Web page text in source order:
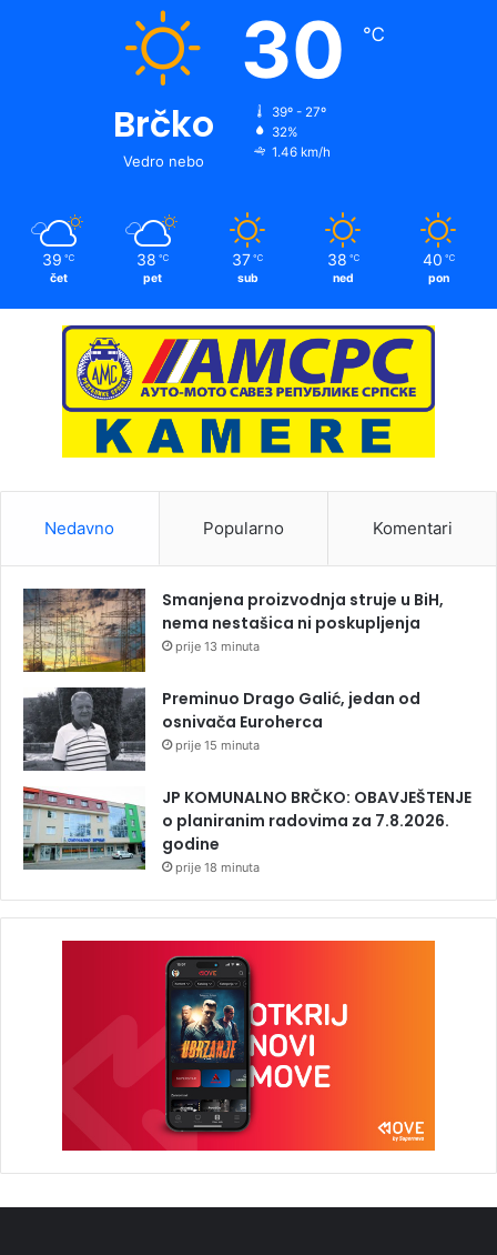
Brčko
Vedro nebo
30 ℃
39º - 27º
32%
1.46 km/h
39 ℃
čet
38 ℃
pet
37 ℃
sub
38 ℃
ned
40 ℃
pon
Nedavno Popularno Komentari
Smanjena proizvodnja struje u BiH,
nema nestašica ni poskupljenja
prije 13 minuta
Preminuo Drago Galić, jedan od
osnivača Euroherca
prije 15 minuta
JP KOMUNALNO BRČKO: OBAVJEŠTENJE
o planiranim radovima za 7.8.2026.
godine
prije 18 minuta